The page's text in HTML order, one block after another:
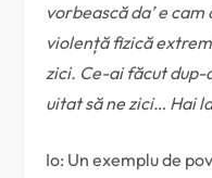
vorbească da’ e
violență fizică
zici. Ce-ai făcut dup-
uitat să ne zici… Hai
Io: Un exemplu de